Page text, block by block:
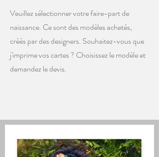
Veuillez sélectionner votre faire-part de
naissance. Ce sont des modèles achetés,
créés par des designers. Souhaitez-vous que
j'imprime vos cartes ? Choisissez le modèle et
demandez le devis.